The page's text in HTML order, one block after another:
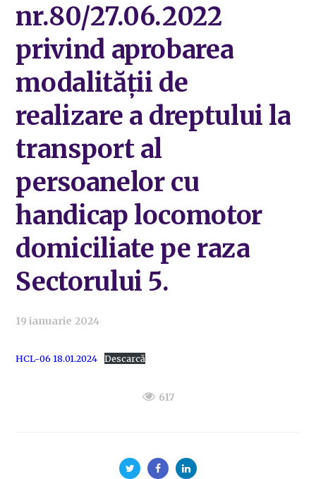
nr.80/27.06.2022
privind aprobarea
modalității de
realizare a dreptului la
transport al
persoanelor cu
handicap locomotor
domiciliate pe raza
Sectorului 5.
19 ianuarie 2024
HCL-06 18.01.2024 Descarcă
617